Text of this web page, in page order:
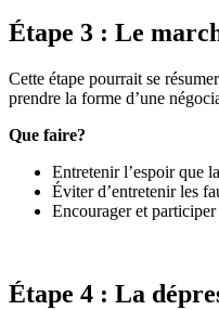
Étape 3 : Le
Cette étape pourrait se
prendre la forme d’une
Que faire?
Entretenir l’espoir que
Éviter d’entretenir les
Encourager et
Étape 4 : La